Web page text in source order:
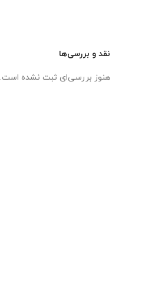
نقد و بررسی‌ها
هنوز بررسی‌ای ثبت نشده است.